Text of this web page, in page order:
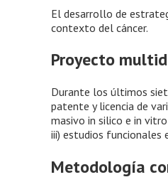
El desarrollo de
contexto del cáncer.
Proyecto
Durante los últimos
patente y licencia de
masivo in silico e in
iii) estudios funcionales
Metodología